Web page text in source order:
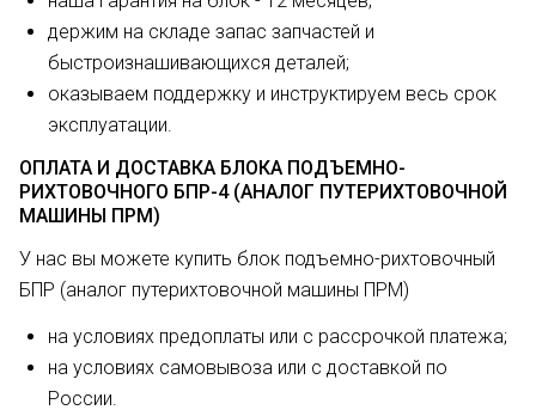
держим на складе запас запчастей и
быстроизнашивающихся деталей;
оказываем поддержку и инструктируем весь срок
эксплуатации.
ОПЛАТА И ДОСТАВКА БЛОКА ПОДЪЕМНО-
РИХТОВОЧНОГО БПР-4 (АНАЛОГ ПУТЕРИХТОВОЧНОЙ
МАШИНЫ ПРМ)
У нас вы можете купить блок подъемно-рихтовочный
БПР (аналог путерихтовочной машины ПРМ)
на условиях предоплаты или с рассрочкой платежа;
на условиях самовывоза или с доставкой по
России.